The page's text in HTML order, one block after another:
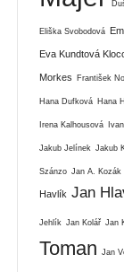
Eliška Svobodová
Eva Kundtová
Morkes František
Hana Dufková Hana
Irena Kalhousová
Jakub Jelínek Jakub
Szánzo Jan A. Kozák
Havlík Jan
Jehlík Jan Kolář Jan
Toman
Jan